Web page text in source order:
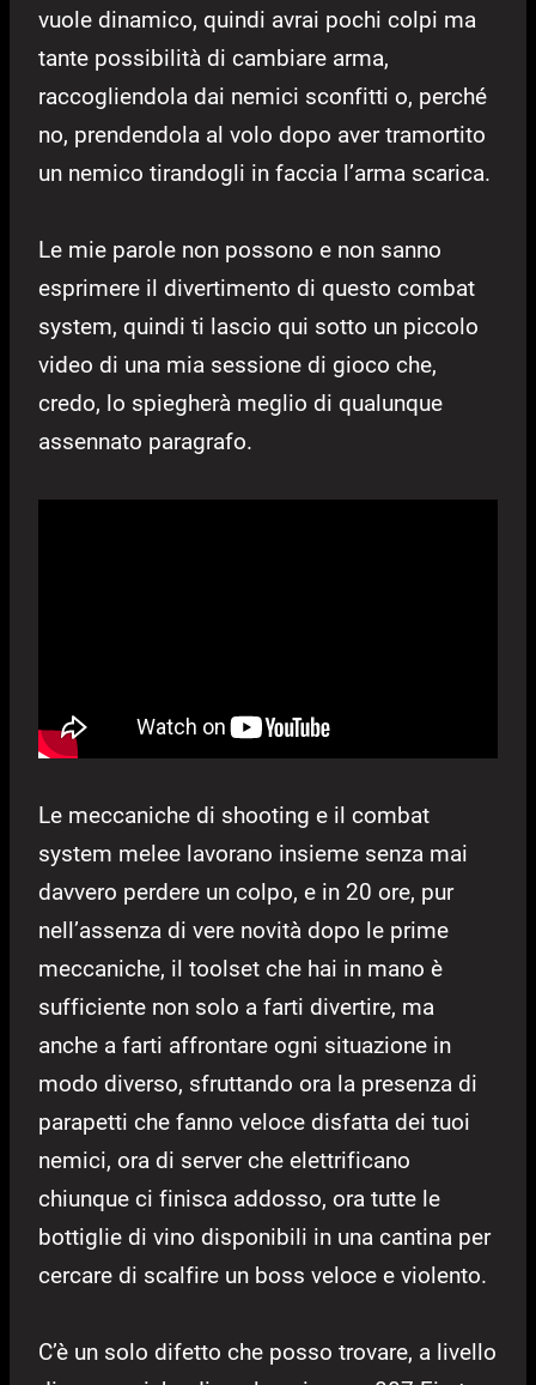
vuole dinamico, quindi avrai pochi colpi ma
tante possibilità di cambiare arma,
raccogliendola dai nemici sconfitti o, perché
no, prendendola al volo dopo aver tramortito
un nemico tirandogli in faccia l’arma scarica.
Le mie parole non possono e non sanno
esprimere il divertimento di questo combat
system, quindi ti lascio qui sotto un piccolo
video di una mia sessione di gioco che,
credo, lo spiegherà meglio di qualunque
assennato paragrafo.
Le meccaniche di shooting e il combat
system melee lavorano insieme senza mai
davvero perdere un colpo, e in 20 ore, pur
nell’assenza di vere novità dopo le prime
meccaniche, il toolset che hai in mano è
sufficiente non solo a farti divertire, ma
anche a farti affrontare ogni situazione in
modo diverso, sfruttando ora la presenza di
parapetti che fanno veloce disfatta dei tuoi
nemici, ora di server che elettrificano
chiunque ci finisca addosso, ora tutte le
bottiglie di vino disponibili in una cantina per
cercare di scalfire un boss veloce e violento.
C’è un solo difetto che posso trovare, a livello